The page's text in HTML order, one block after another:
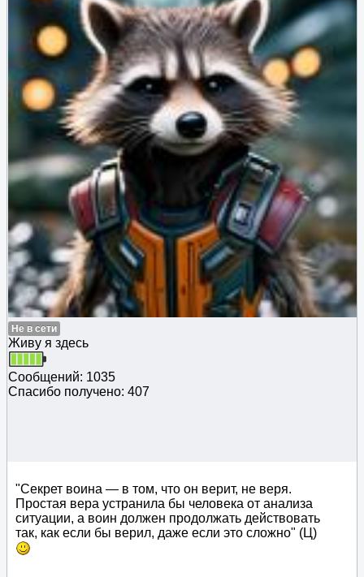
Не в сети
Живу я здесь
Сообщений: 1035
Спасибо получено: 407
"Секрет воина — в том, что он верит, не веря.
Простая вера устранила бы человека от анализа
ситуации, а воин должен продолжать действовать
так, как если бы верил, даже если это сложно" (Ц)